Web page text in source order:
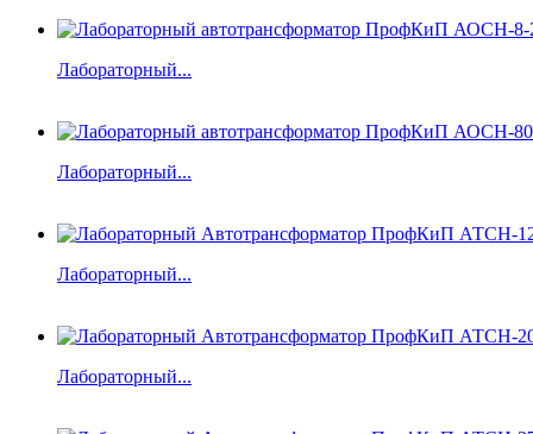
Лабораторный...
Лабораторный...
Лабораторный...
Лабораторный...